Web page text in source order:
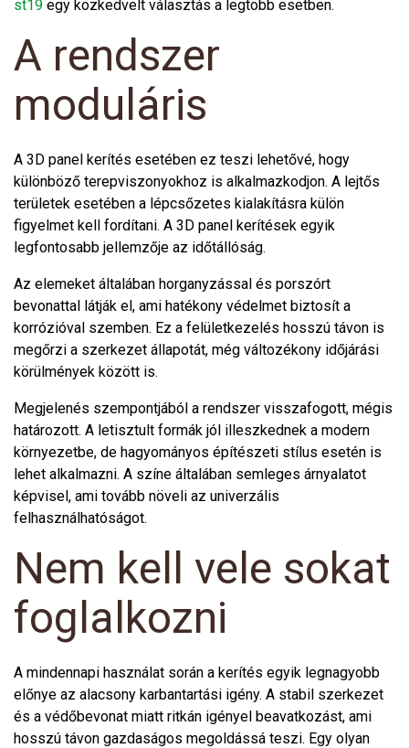
st19 egy közkedvelt választás a legtöbb esetben.
A rendszer
moduláris
A 3D panel kerítés esetében ez teszi lehetővé, hogy
különböző terepviszonyokhoz is alkalmazkodjon. A lejtős
területek esetében a lépcsőzetes kialakításra külön
figyelmet kell fordítani. A 3D panel kerítések egyik
legfontosabb jellemzője az időtállóság.
Az elemeket általában horganyzással és porszórt
bevonattal látják el, ami hatékony védelmet biztosít a
korrózióval szemben. Ez a felületkezelés hosszú távon is
megőrzi a szerkezet állapotát, még változékony időjárási
körülmények között is.
Megjelenés szempontjából a rendszer visszafogott, mégis
határozott. A letisztult formák jól illeszkednek a modern
környezetbe, de hagyományos építészeti stílus esetén is
lehet alkalmazni. A színe általában semleges árnyalatot
képvisel, ami tovább növeli az univerzális
felhasználhatóságot.
Nem kell vele sokat
foglalkozni
A mindennapi használat során a kerítés egyik legnagyobb
előnye az alacsony karbantartási igény. A stabil szerkezet
és a védőbevonat miatt ritkán igényel beavatkozást, ami
hosszú távon gazdaságos megoldássá teszi. Egy olyan